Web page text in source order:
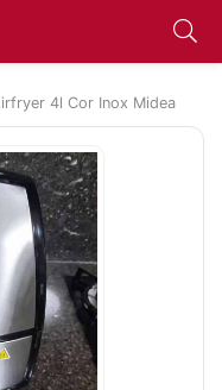
4l Cor Inox Midea